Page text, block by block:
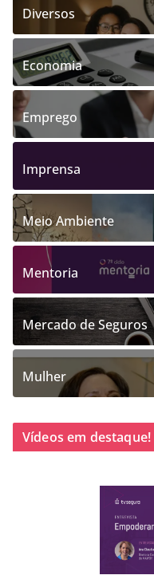
Diversos
Economia
Emprego
Imprensa
Meio Ambiente
Mentoria
Mercado de Seguros
Mulher
Vídeos em destaque!